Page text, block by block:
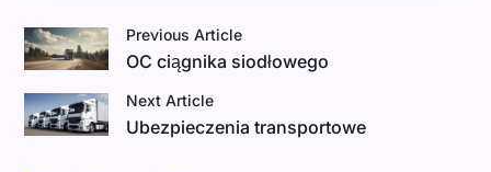
Previous Article
OC ciągnika siodłowego
Next Article
Ubezpieczenia transportowe